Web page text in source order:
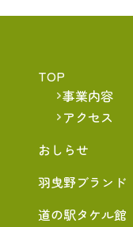
TOP
事業内容
アクセス
おしらせ
羽曳野ブランド
道の駅タケル館